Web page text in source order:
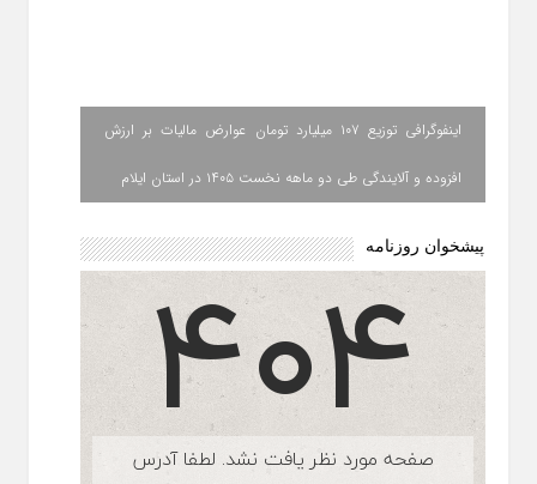
اینفوگرافی توزیع ۱۰۷ میلیارد تومان عوارض مالیات بر ارزش
افزوده و آلایندگی طی دو ماهه نخست ۱۴۰۵ در استان ایلام
پیشخوان روزنامه